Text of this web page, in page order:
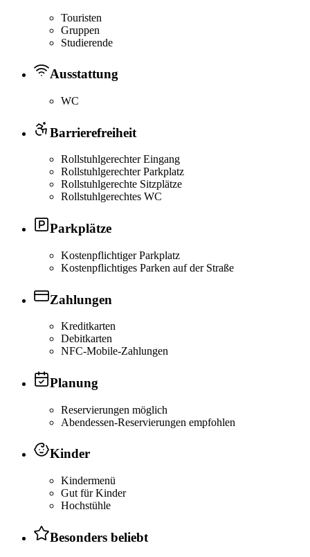
Touristen
Gruppen
Studierende
Ausstattung
WC
Barrierefreiheit
Rollstuhlgerechter Eingang
Rollstuhlgerechter Parkplatz
Rollstuhlgerechte Sitzplätze
Rollstuhlgerechtes WC
Parkplätze
Kostenpflichtiger Parkplatz
Kostenpflichtiges Parken auf der Straße
Zahlungen
Kreditkarten
Debitkarten
NFC-Mobile-Zahlungen
Planung
Reservierungen möglich
Abendessen-Reservierungen empfohlen
Kinder
Kindermenü
Gut für Kinder
Hochstühle
Besonders beliebt